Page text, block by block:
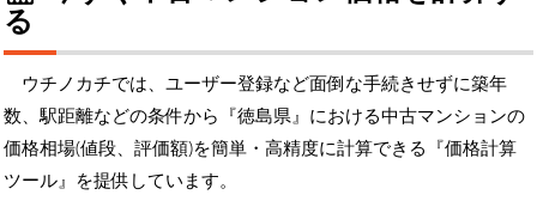
る
ウチノカチでは、ユーザー登録など面倒な手続きせずに築年
数、駅距離などの条件から『徳島県』における中古マンションの
価格相場(値段、評価額)を簡単・高精度に計算できる『価格計算
ツール』を提供しています。